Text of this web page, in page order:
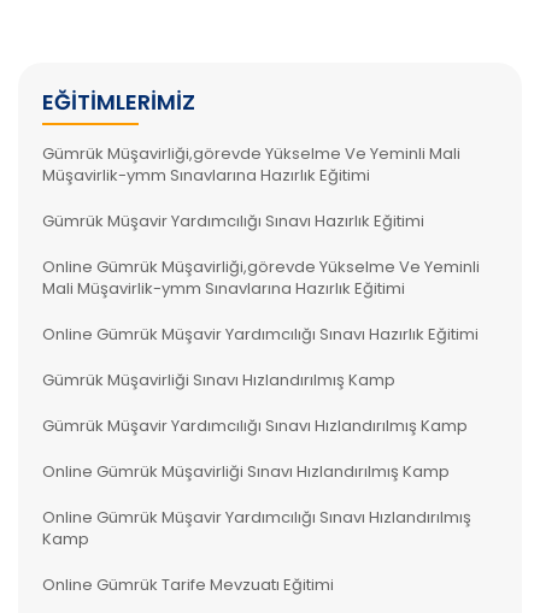
EĞITIMLERIMIZ
Gümrük Müşavirliği,görevde Yükselme Ve Yeminli Mali
Müşavirlik-ymm Sınavlarına Hazırlık Eğitimi
Gümrük Müşavir Yardımcılığı Sınavı Hazırlık Eğitimi
Online Gümrük Müşavirliği,görevde Yükselme Ve Yeminli
Mali Müşavirlik-ymm Sınavlarına Hazırlık Eğitimi
Online Gümrük Müşavir Yardımcılığı Sınavı Hazırlık Eğitimi
Gümrük Müşavirliği Sınavı Hızlandırılmış Kamp
Gümrük Müşavir Yardımcılığı Sınavı Hızlandırılmış Kamp
Online Gümrük Müşavirliği Sınavı Hızlandırılmış Kamp
Online Gümrük Müşavir Yardımcılığı Sınavı Hızlandırılmış
Kamp
Online Gümrük Tarife Mevzuatı Eğitimi